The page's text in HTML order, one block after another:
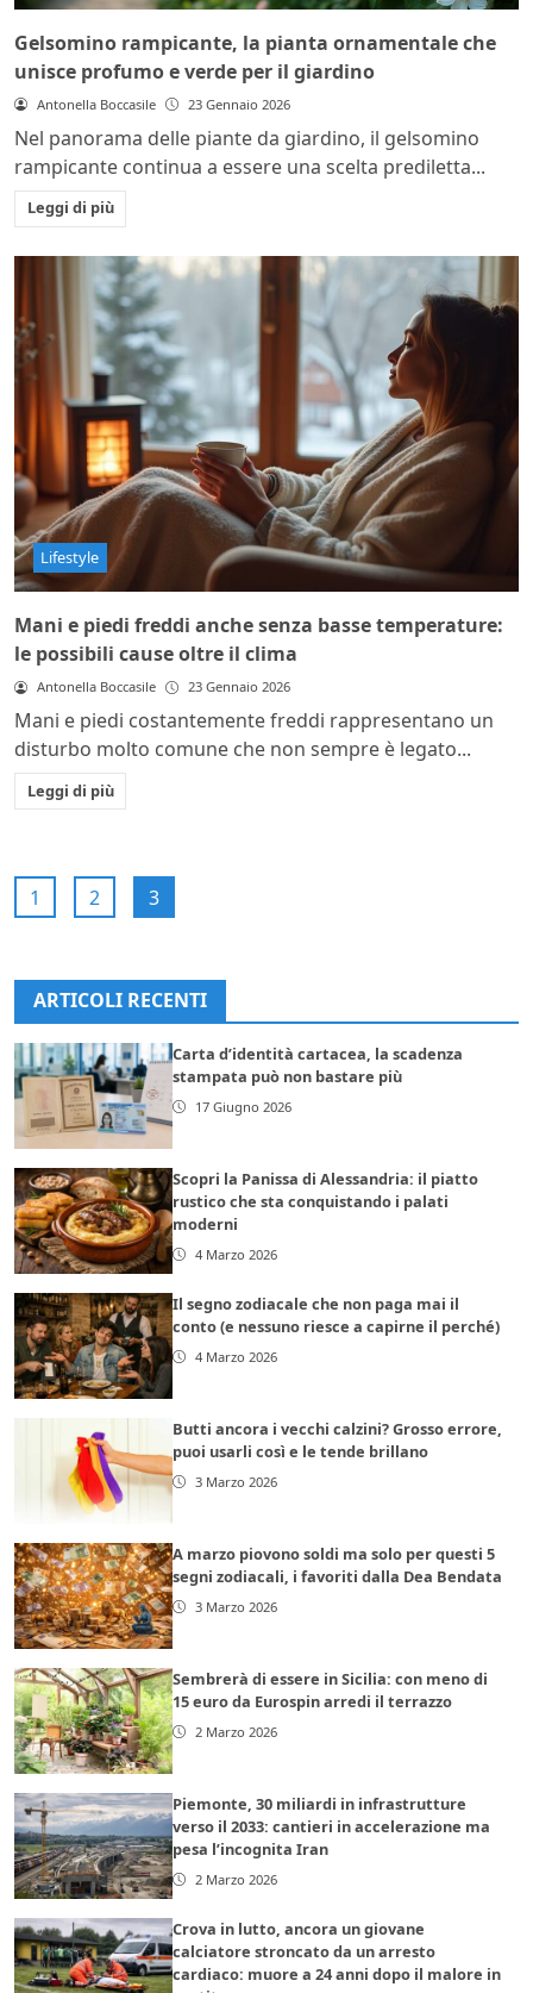
Gelsomino rampicante, la pianta ornamentale che
unisce profumo e verde per il giardino
Antonella Boccasile 23 Gennaio 2026
Nel panorama delle piante da giardino, il gelsomino
rampicante continua a essere una scelta prediletta...
Leggi di più
Lifestyle
Mani e piedi freddi anche senza basse temperature:
le possibili cause oltre il clima
Antonella Boccasile 23 Gennaio 2026
Mani e piedi costantemente freddi rappresentano un
disturbo molto comune che non sempre è legato...
Leggi di più
1 2 3
ARTICOLI RECENTI
Carta d’identità cartacea, la scadenza
stampata può non bastare più
17 Giugno 2026
Scopri la Panissa di Alessandria: il piatto
rustico che sta conquistando i palati
moderni
4 Marzo 2026
Il segno zodiacale che non paga mai il
conto (e nessuno riesce a capirne il perché)
4 Marzo 2026
Butti ancora i vecchi calzini? Grosso errore,
puoi usarli così e le tende brillano
3 Marzo 2026
A marzo piovono soldi ma solo per questi 5
segni zodiacali, i favoriti dalla Dea Bendata
3 Marzo 2026
Sembrerà di essere in Sicilia: con meno di
15 euro da Eurospin arredi il terrazzo
2 Marzo 2026
Piemonte, 30 miliardi in infrastrutture
verso il 2033: cantieri in accelerazione ma
pesa l’incognita Iran
2 Marzo 2026
Crova in lutto, ancora un giovane
calciatore stroncato da un arresto
cardiaco: muore a 24 anni dopo il malore in